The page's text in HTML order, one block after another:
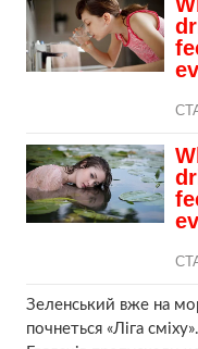
Зеленський вже на
почнеться «Ліга